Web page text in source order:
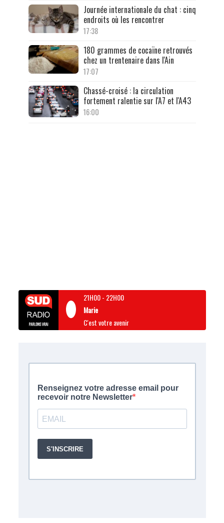
Journée internationale du chat : cinq
endroits où les rencontrer
17:38
180 grammes de cocaïne retrouvés
chez un trentenaire dans l'Ain
17:07
Chassé-croisé : la circulation
fortement ralentie sur l'A7 et l'A43
16:00
21H00- 22H00
Marie
C'est votre avenir